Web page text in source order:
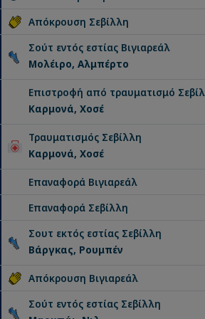
Απόκρουση Σεβίλλη
Σούτ εντός εστίας Βιγιαρεάλ
Μολέιρο, Αλμπέρτο
Επιστροφή από τραυματισμό
Καρμονά, Χοσέ
Τραυματισμός Σεβίλλη
Καρμονά, Χοσέ
Επαναφορά Βιγιαρεάλ
Επαναφορά Σεβίλλη
Σουτ εκτός εστίας Σεβίλλη
Βάργκας, Ρουμπέν
Απόκρουση Βιγιαρεάλ
Σούτ εντός εστίας Σεβίλλη